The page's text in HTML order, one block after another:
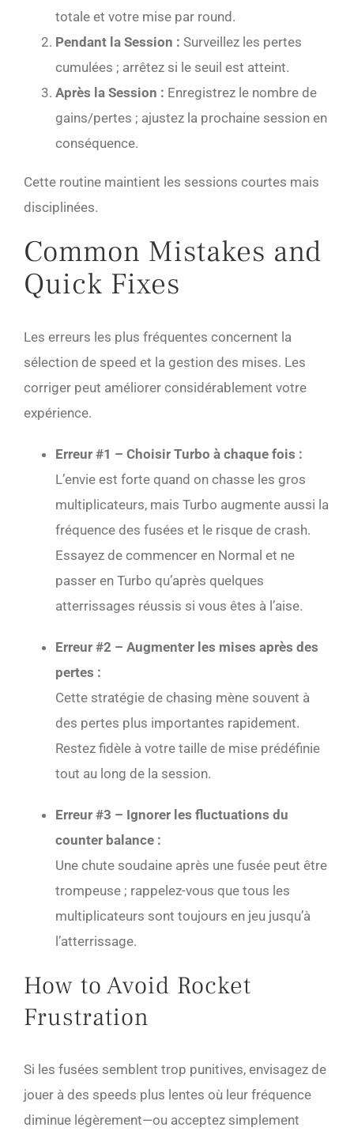
totale et votre mise par round.
Pendant la Session : Surveillez les pertes
cumulées ; arrêtez si le seuil est atteint.
Après la Session : Enregistrez le nombre de
gains/pertes ; ajustez la prochaine session en
conséquence.
Cette routine maintient les sessions courtes mais
disciplinées.
Common Mistakes and
Quick Fixes
Les erreurs les plus fréquentes concernent la
sélection de speed et la gestion des mises. Les
corriger peut améliorer considérablement votre
expérience.
Erreur #1 – Choisir Turbo à chaque fois :
L’envie est forte quand on chasse les gros
multiplicateurs, mais Turbo augmente aussi la
fréquence des fusées et le risque de crash.
Essayez de commencer en Normal et ne
passer en Turbo qu’après quelques
atterrissages réussis si vous êtes à l’aise.
Erreur #2 – Augmenter les mises après des
pertes :
Cette stratégie de chasing mène souvent à
des pertes plus importantes rapidement.
Restez fidèle à votre taille de mise prédéfinie
tout au long de la session.
Erreur #3 – Ignorer les fluctuations du
counter balance :
Une chute soudaine après une fusée peut être
trompeuse ; rappelez-vous que tous les
multiplicateurs sont toujours en jeu jusqu’à
l’atterrissage.
How to Avoid Rocket
Frustration
Si les fusées semblent trop punitives, envisagez de
jouer à des speeds plus lentes où leur fréquence
diminue légèrement—ou acceptez simplement